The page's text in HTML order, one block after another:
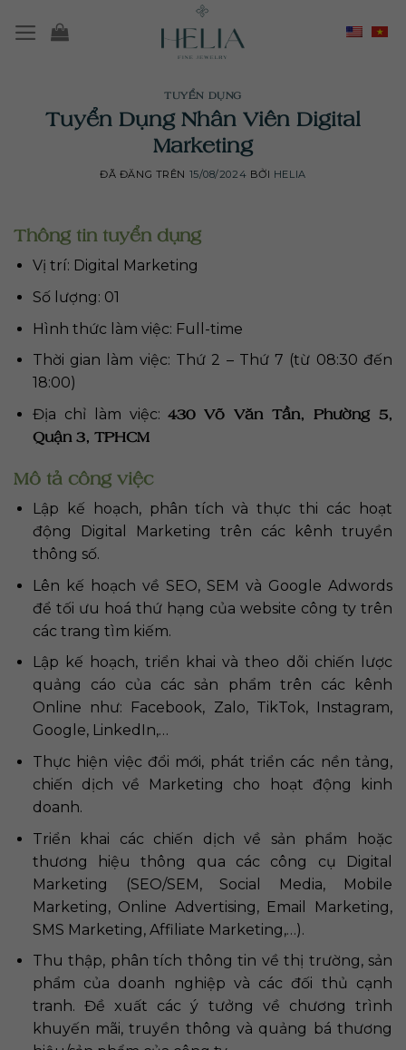
đến
TUYỂN DỤNG
Tuyển Dụng Nhân Viên Digital
Marketing
ĐÃ ĐĂNG TRÊN 15/08/2024 BỞI HELIA
Thông tin tuyển dụng
Vị trí: Digital Marketing
Số lượng: 01
Hình thức làm việc: Full-time
Thời gian làm việc: Thứ 2 – Thứ 7 (từ 08:30 đến
18:00)
Địa chỉ làm việc:430 Võ Văn Tần, Phường 5,
Quận 3, TPHCM
Mô tả công việc
Lập kế hoạch, phân tích và thực thi các hoạt
động Digital Marketing trên các kênh truyền
thông số.
Lên kế hoạch về SEO, SEM và Google Adwords
để tối ưu hoá thứ hạng của website công ty trên
các trang tìm kiếm.
Lập kế hoạch, triển khai và theo dõi chiến lược
quảng cáo của các sản phẩm trên các kênh
Online như: Facebook, Zalo, TikTok, Instagram,
Google, LinkedIn,…
Thực hiện việc đổi mới, phát triển các nền tảng,
chiến dịch về Marketing cho hoạt động kinh
doanh.
Triển khai các chiến dịch về sản phẩm hoặc
thương hiệu thông qua các công cụ Digital
Marketing (SEO/SEM, Social Media, Mobile
Marketing, Online Advertising, Email Marketing,
SMS Marketing, Affiliate Marketing,…).
Thu thập, phân tích thông tin về thị trường, sản
phẩm của doanh nghiệp và các đối thủ cạnh
tranh. Đề xuất các ý tưởng về chương trình
khuyến mãi, truyền thông và quảng bá thương